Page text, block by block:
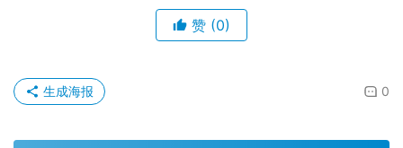
赞 (0)
0
生成海报